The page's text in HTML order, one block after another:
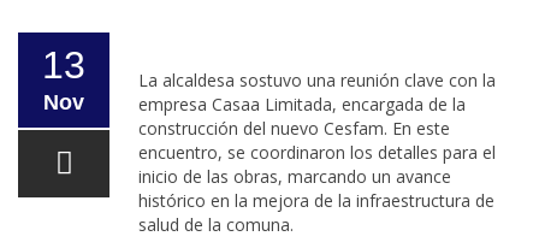
13
Nov
La alcaldesa sostuvo una reunión clave con la
empresa Casaa Limitada, encargada de la
construcción del nuevo Cesfam. En este
encuentro, se coordinaron los detalles para el
inicio de las obras, marcando un avance
histórico en la mejora de la infraestructura de
salud de la comuna.